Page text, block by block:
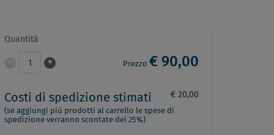
Quantità
1 + Prezzo € 90,00
Costi di spedizione stimati € 20,00
(se aggiungi più prodotti al carrello le spese di
spedizione verranno scontate del 25%)